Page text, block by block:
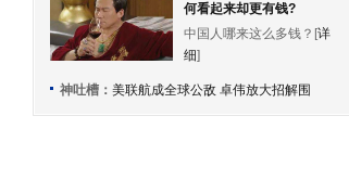
何看起来却更有钱?
中国人哪来这么多钱？[详
细]
神吐槽： 美联航成全球公敌 卓伟放大招解围